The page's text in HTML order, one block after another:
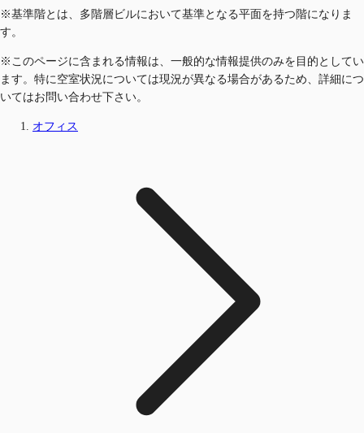
※基準階とは、多階層ビルにおいて基準となる平面を持つ階になりま
す。
※このページに含まれる情報は、一般的な情報提供のみを目的としてい
ます。特に空室状況については現況が異なる場合があるため、詳細につ
いてはお問い合わせ下さい。
オフィス